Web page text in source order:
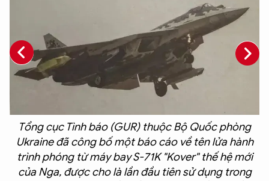
Tổng cục Tình báo (GUR) thuộc Bộ Quốc phòng
Ukraine đã công bố một báo cáo về tên lửa hành
trình phóng từ máy bay S-71K "Kover" thế hệ mới
của Nga, được cho là lần đầu tiên sử dụng trong